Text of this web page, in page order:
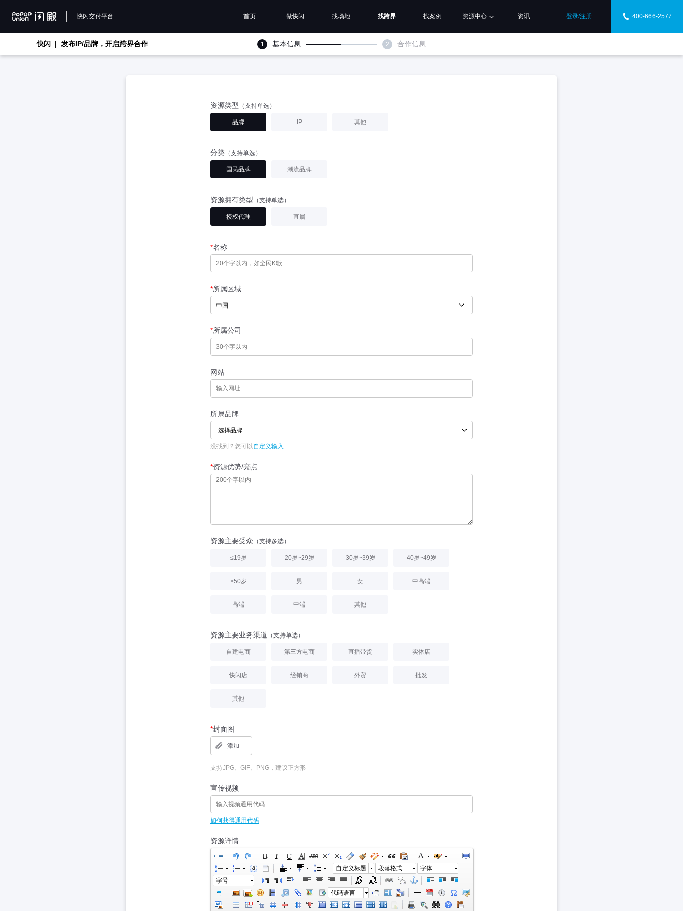
快闪交付平台 首页 做快闪 找场地 找跨界 找案例 资源中心 资讯 登录/注册 400-666-2577
快闪 | 发布IP/品牌，开启跨界合作 1 基本信息 2 合作信息
资源类型 （支持单选）
品牌 IP 其他
分类 （支持单选）
国民品牌 潮流品牌
资源拥有类型 （支持单选）
授权代理 直属
*名称
*所属区域
*所属公司
网站
所属品牌
选择品牌
没找到？您可以自定义输入
*资源优势/亮点
资源主要受众 （支持多选）
≤19岁 20岁~29岁 30岁~39岁 40岁~49岁
≥50岁 男 女 中高端
高端 中端 其他
资源主要业务渠道 （支持单选）
自建电商 第三方电商 直播带货 实体店
快闪店 经销商 外贸 批发
其他
*封面图
添加
支持JPG、GIF、PNG，建议正方形
宣传视频
如何获得通用代码
资源详情
自定义标题 段落格式
字体
字号
代码语言